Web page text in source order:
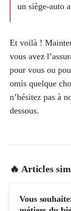
un siège-auto
Et voilà !
vous avez
pour vous ou
omis quelque
n’hésitez pas à
dessous.
🔥 Articles
Vous